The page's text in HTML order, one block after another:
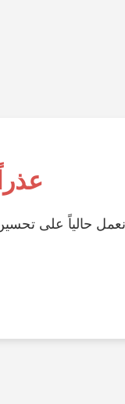
نعمل حالياً على